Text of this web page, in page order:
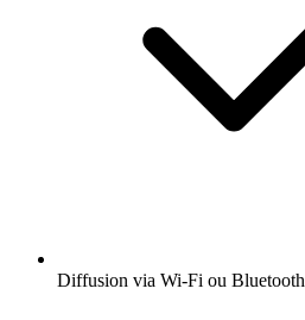
Diffusion via Wi-Fi ou Bluetooth